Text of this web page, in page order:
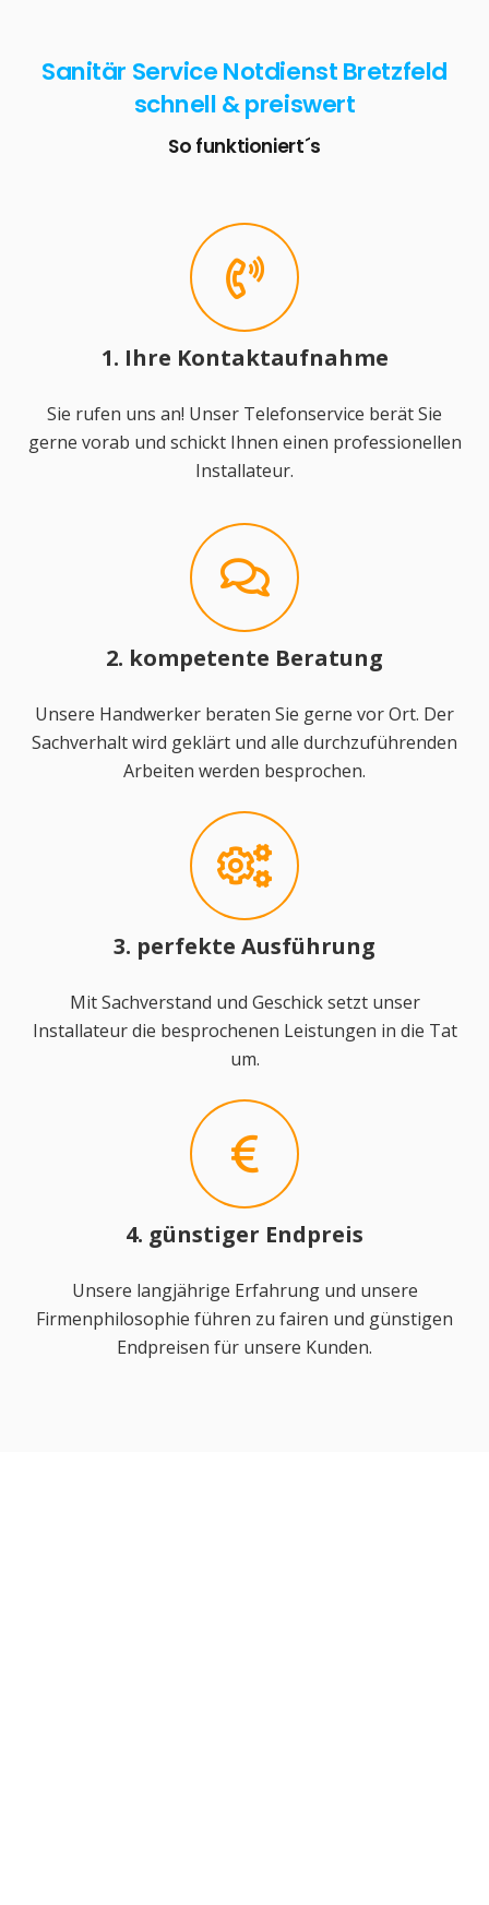
Sanitär Service Notdienst Bretzfeld
schnell & preiswert
So funktioniert´s
1. Ihre Kontaktaufnahme
Sie rufen uns an! Unser Telefonservice berät Sie
gerne vorab und schickt Ihnen einen professionellen
Installateur.
2. kompetente Beratung
Unsere Handwerker beraten Sie gerne vor Ort. Der
Sachverhalt wird geklärt und alle durchzuführenden
Arbeiten werden besprochen.
3. perfekte Ausführung
Mit Sachverstand und Geschick setzt unser
Installateur die besprochenen Leistungen in die Tat
um.
4. günstiger Endpreis
Unsere langjährige Erfahrung und unsere
Firmenphilosophie führen zu fairen und günstigen
Endpreisen für unsere Kunden.